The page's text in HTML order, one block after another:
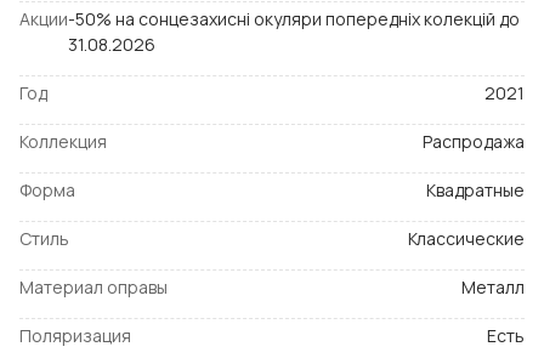
Акции-50% на сонцезахисні окуляри попередніх колекцій до
31.08.2026
Год 2021
Коллекция Распродажа
Форма Квадратные
Стиль Классические
Материал оправы Металл
Поляризация Есть